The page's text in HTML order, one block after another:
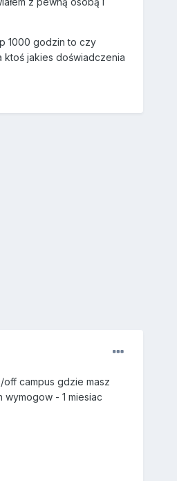
1000 godzin to czy
ktoś jakies doświadczenia
campus gdzie masz
- 1 miesiac